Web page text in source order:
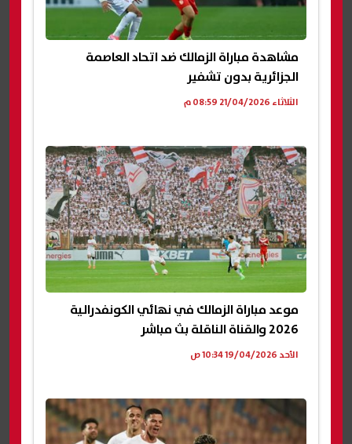
مشاهدة مباراة الزمالك ضد اتحاد العاصمة
الجزائرية بدون تشفير
الثلاثاء 21/04/2026 08:59 م
موعد مباراة الزمالك في نهائي الكونفدرالية
2026 والقناة الناقلة بث مباشر
الأحد 19/04/2026 10:34 ص